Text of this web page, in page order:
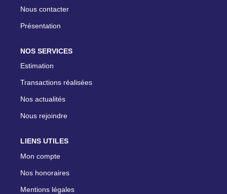
Nous contacter
Présentation
NOS SERVICES
Estimation
Transactions réalisées
Nos actualités
Nous rejoindre
LIENS UTILES
Mon compte
Nos honoraires
Mentions légales